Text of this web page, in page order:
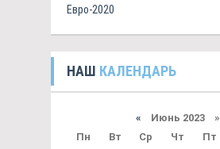
Евро-2020
НАШ КАЛЕНДАРЬ
« Июнь 2023 »
Пн
Вт Ср Чт Пт